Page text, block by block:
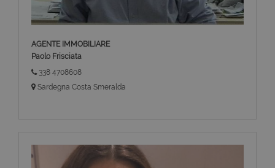
AGENTE IMMOBILIARE
Paolo Frisciata
338 4708608
Sardegna Costa Smeralda